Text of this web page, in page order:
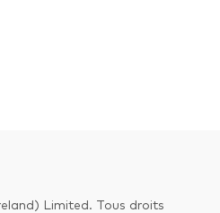
Limited. Tous droits